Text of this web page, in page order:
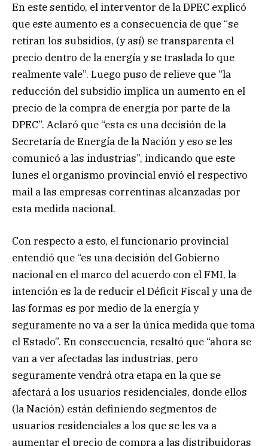
En este sentido, el interventor de la DPEC explicó
que este aumento es a consecuencia de que “se
retiran los subsidios, (y así) se transparenta el
precio dentro de la energía y se traslada lo que
realmente vale”. Luego puso de relieve que “la
reducción del subsidio implica un aumento en el
precio de la compra de energía por parte de la
DPEC”. Aclaró que “esta es una decisión de la
Secretaría de Energía de la Nación y eso se les
comunicó a las industrias”, indicando que este
lunes el organismo provincial envió el respectivo
mail a las empresas correntinas alcanzadas por
esta medida nacional.
Con respecto a esto, el funcionario provincial
entendió que “es una decisión del Gobierno
nacional en el marco del acuerdo con el FMI, la
intención es la de reducir el Déficit Fiscal y una de
las formas es por medio de la energía y
seguramente no va a ser la única medida que toma
el Estado”. En consecuencia, resaltó que “ahora se
van a ver afectadas las industrias, pero
seguramente vendrá otra etapa en la que se
afectará a los usuarios residenciales, donde ellos
(la Nación) están definiendo segmentos de
usuarios residenciales a los que se les va a
aumentar el precio de compra a las distribuidoras